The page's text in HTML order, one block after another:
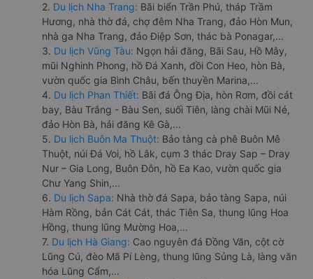
2. Du lịch Nha Trang: Bãi biển Trần Phú, tháp Trầm
Hương, nhà thờ đá, chợ đêm Nha Trang, đảo Hòn Mun,
nhà ga Nha Trang, đảo Điệp Sơn, thác bà Ponagar,...
3. Du lịch Vũng Tàu: Ngọn hải đăng, Bãi Sau, Hồ Mây,
mũi Nghinh Phong, hồ Đá Xanh, đồi Con Heo, hòn Bà,
vườn quốc gia Bình Châu, bến thuyền Marina,...
4. Du lịch Phan Thiết: Bãi đá Ông Địa, hòn Rơm, đồi cát
bay, Bàu Trắng - Bàu Sen, suối Tiên, làng chài Mũi Né,
đảo Hòn Bà, hải đăng Kê Gà,...
5. Du lịch Buôn Ma Thuột: Bảo tàng cà phê Buôn Mê
Thuột, núi Đá Voi, hồ Lắk, cụm 3 thác Dray Sap – Dray
Nur – Gia Long, Buôn Đôn, hồ Ea Kao, vườn quốc gia
Chư Yang Shin,...
6. Du lịch Sapa: Nhà thờ đá Sapa, bảo tàng Sapa, núi
Hàm Rồng, bản Cát Cát, thác Tiên Sa, thung lũng Hoa
Hồng, thung lũng Mường Hoa,...
7. Du lịch Hà Giang: Cao nguyên đá Đồng Văn, cột cờ
Lũng Cú, đèo Mã Pí Lèng, thung lũng Sủng Là, làng văn
hóa Lũng Cẩm,...